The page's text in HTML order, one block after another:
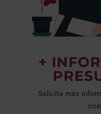
+
Solicita más